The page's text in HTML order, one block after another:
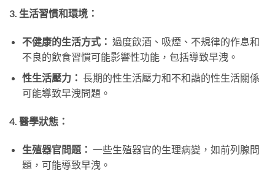
3. 生活習慣和環境：
不健康的生活方式： 過度飲酒、吸煙、不規律的作息和
不良的飲食習慣可能影響性功能，包括導致早洩。
性生活壓力： 長期的性生活壓力和不和諧的性生活關係
可能導致早洩問題。
4. 醫學狀態：
生殖器官問題： 一些生殖器官的生理病變，如前列腺問
題，可能導致早洩。